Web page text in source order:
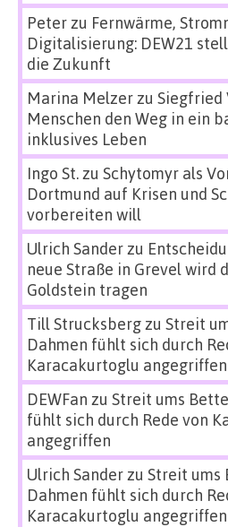
Peterzu Fernwärme,
Digitalisierung: DEW21
die Zukunft
Marina Melzerzu Siegfried
Menschen den Weg in ein
inklusives Leben
Ingo St.zu Schytomyr als
Dortmund auf Krisen und
vorbereiten will
Ulrich Sanderzu
neue Straße in Grevel wird
Goldstein tragen
Till Strucksbergzu Streit
Dahmen fühlt sich durch
Karacakurtoglu angegriffen
DEWFan zu Streit ums
fühlt sich durch Rede von
angegriffen
Ulrich Sanderzu Streit ums
Dahmen fühlt sich durch
Karacakurtoglu angegriffen